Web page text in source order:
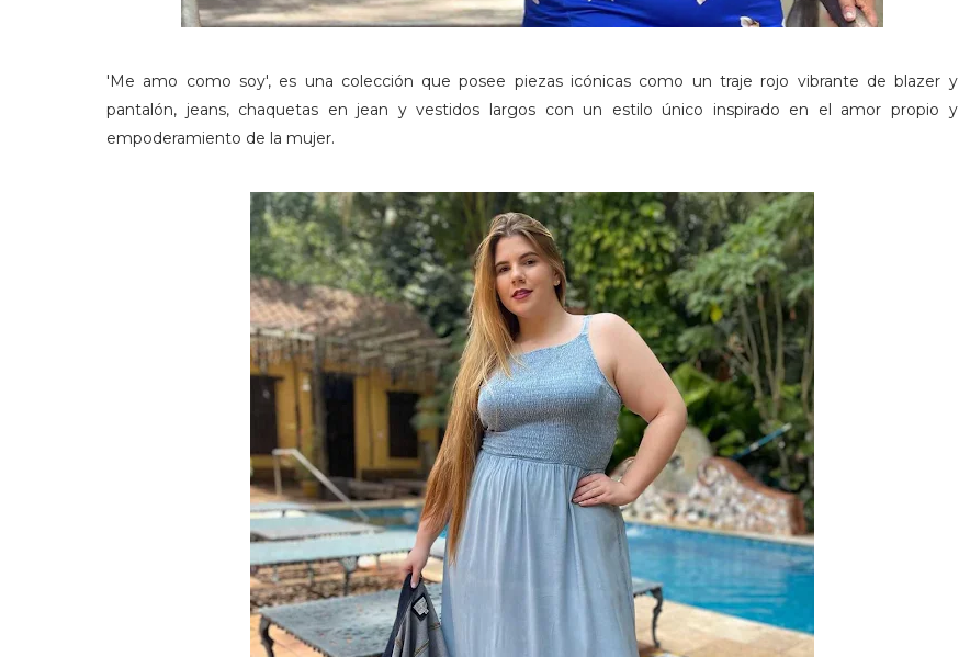
'Me amo como soy', es una colección que posee piezas icónicas como un traje rojo vibrante de blazer y
pantalón, jeans, chaquetas en jean y vestidos largos con un estilo único inspirado en el amor propio y
empoderamiento de la mujer.